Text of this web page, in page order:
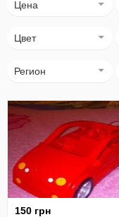
Цена
Цвет
Регион
150 грн